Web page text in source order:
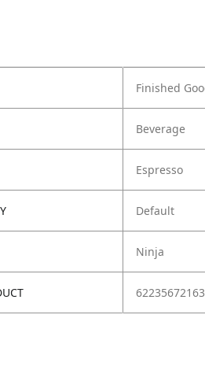
Finished
Beverage
Espresso
Default
Ninja